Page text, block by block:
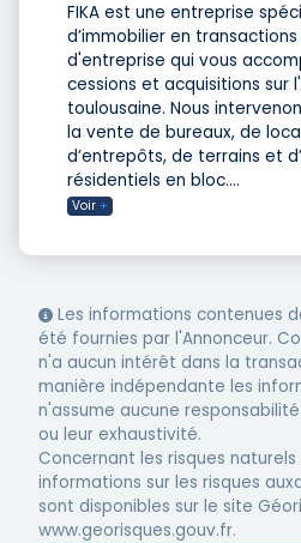
FIKA est une entreprise
d’immobilier en
d'entreprise qui vous
cessions et acquisitions sur
toulousaine. Nous
la vente de bureaux, de
d’entrepôts, de terrains et
résidentiels en bloc....
Voir +
Les informations contenues
été fournies par l'Annonceur.
n'a aucun intérêt dans la
manière indépendante les
n'assume aucune
ou leur exhaustivité.
Concernant les risques
informations sur les risques
sont disponibles sur le site
www.georisques.gouv.fr.